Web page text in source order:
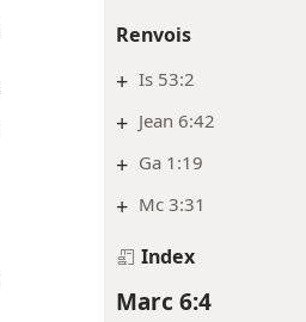
Renvois
+ Is 53:2
+ Jean 6:42
+ Ga 1:19
+ Mc 3:31
Index
Marc 6:4